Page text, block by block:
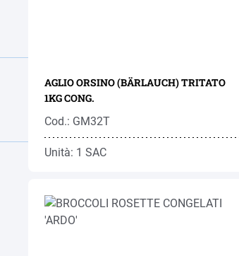
AGLIO ORSINO (BÄRLAUCH) TRITATO
1KG CONG.
Cod.: GM32T
Unità: 1 SAC